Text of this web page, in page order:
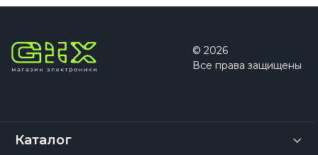
© 2026
Все права защищены
Каталог